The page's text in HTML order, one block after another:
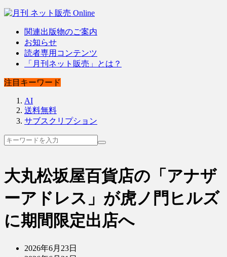
関連出版物のご案内
お知らせ
読者専用コンテンツ
「月刊ネット販売」とは？
注目キーワード
AI
送料無料
サブスクリプション
大丸松坂屋百貨店の「アナザ
ーアドレス」が虎ノ門ヒルズ
に期間限定出店へ
2026年6月23日